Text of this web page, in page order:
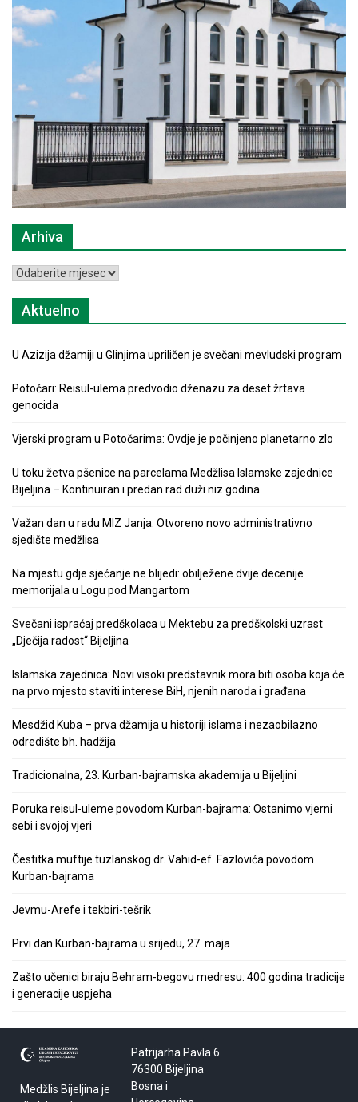
Arhiva
Arhiva
Aktuelno
U Azizija džamiji u Glinjima upriličen je svečani mevludski program
Potočari: Reisul-ulema predvodio dženazu za deset žrtava
genocida
Vjerski program u Potočarima: Ovdje je počinjeno planetarno zlo
U toku žetva pšenice na parcelama Medžlisa Islamske zajednice
Bijeljina – Kontinuiran i predan rad duži niz godina
Važan dan u radu MIZ Janja: Otvoreno novo administrativno
sjedište medžlisa
Na mjestu gdje sjećanje ne blijedi: obilježene dvije decenije
memorijala u Logu pod Mangartom
Svečani ispraćaj predškolaca u Mektebu za predškolski uzrast
„Dječija radost“ Bijeljina
Islamska zajednica: Novi visoki predstavnik mora biti osoba koja će
na prvo mjesto staviti interese BiH, njenih naroda i građana
Mesdžid Kuba – prva džamija u historiji islama i nezaobilazno
odredište bh. hadžija
Tradicionalna, 23. Kurban-bajramska akademija u Bijeljini
Poruka reisul-uleme povodom Kurban-bajrama: Ostanimo vjerni
sebi i svojoj vjeri
Čestitka muftije tuzlanskog dr. Vahid-ef. Fazlovića povodom
Kurban-bajrama
Jevmu-Arefe i tekbiri-tešrik
Prvi dan Kurban-bajrama u srijedu, 27. maja
Zašto učenici biraju Behram-begovu medresu: 400 godina tradicije
i generacije uspjeha
Medžlis Bijeljina je
Patrijarha Pavla 6
76300 Bijeljina
Bosna i